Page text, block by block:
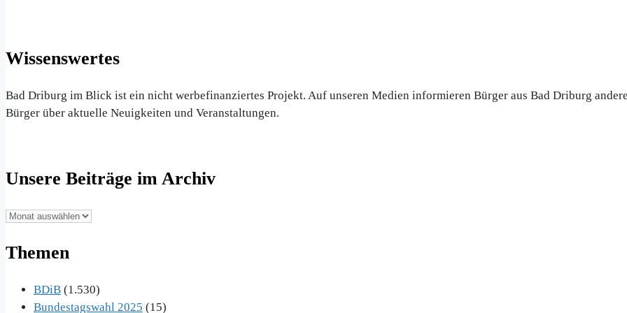
Wissenswertes
Bad Driburg im Blick ist ein nicht werbefinanziertes Projekt. Auf unseren Medien informieren Bürger aus Bad Driburg
Bürger über aktuelle Neuigkeiten und Veranstaltungen.
Unsere Beiträge im Archiv
Unsere
im
Themen
BDiB (1.530)
Bundestagswahl 2025 (15)